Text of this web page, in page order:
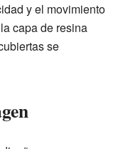
y el movimiento
capa de resina
se